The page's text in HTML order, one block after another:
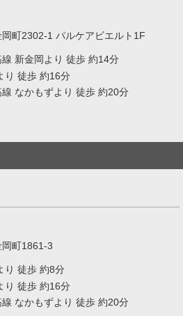
町2302-1 パルケアビエルト1F
新金岡より 徒歩 約14分
り 徒歩 約16分
なかもずより 徒歩 約20分
町1861-3
り 徒歩 約8分
り 徒歩 約16分
なかもずより 徒歩 約20分